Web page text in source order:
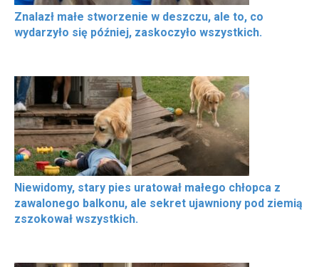
Znalazł małe stworzenie w deszczu, ale to, co
wydarzyło się później, zaskoczyło wszystkich.
Niewidomy, stary pies uratował małego chłopca z
zawalonego balkonu, ale sekret ujawniony pod ziemią
zszokował wszystkich.